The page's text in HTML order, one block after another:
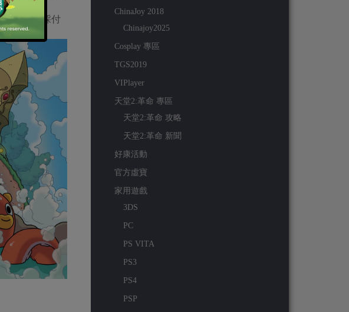
作冒險
劍》iOS採付
元。
ChinaJoy 2018
Chinajoy2025
Cosplay 專區
TGS2019
VIPlayer
天堂2:革命 專區
天堂2:革命 攻略
天堂2:革命 新聞
好康活動
官方虛寶
家用遊戲
3DS
PC
PS VITA
PS3
PS4
PSP